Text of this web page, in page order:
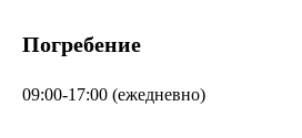
Погребение
09:00-17:00 (ежедневно)